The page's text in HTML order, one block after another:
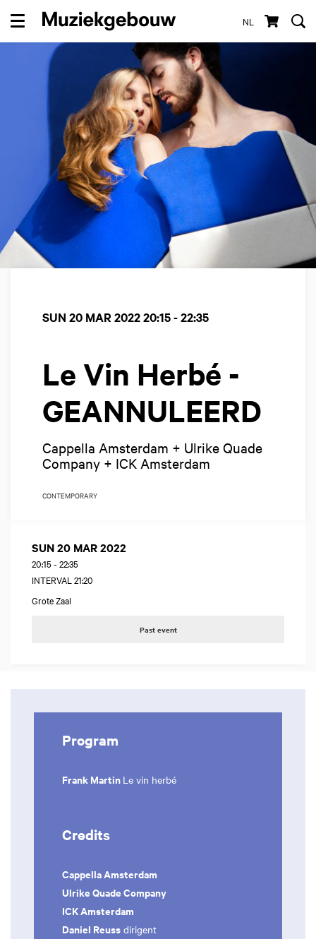
NL
Menu
Le Vin Herbé -
GEANNULEERD
Cappella Amsterdam + Ulrike Quade
Company + ICK Amsterdam
SUN 20 MAR 202220:15 - 22:35
CONTEMPORARY
SUN 20 MAR 2022
20:15 - 22:35
INTERVAL 21:20
Grote Zaal
Past event
Program
Frank Martin Le vin herbé
Credits
Cappella Amsterdam
Ulrike Quade Company
ICK Amsterdam
Daniel Reuss dirigent